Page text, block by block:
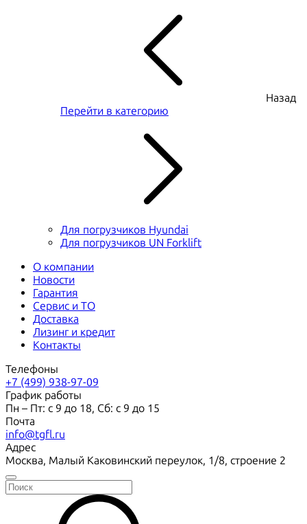
Назад
Перейти в категорию
Для погрузчиков Hyundai
Для погрузчиков UN Forklift
О компании
Новости
Гарантия
Сервис и ТО
Доставка
Лизинг и кредит
Контакты
Телефоны
+7 (499) 938-97-09
График работы
Пн – Пт: с 9 до 18, Сб: с 9 до 15
Почта
info@tgfl.ru
Адрес
Москва, Малый Каковинский переулок, 1/8, строение 2